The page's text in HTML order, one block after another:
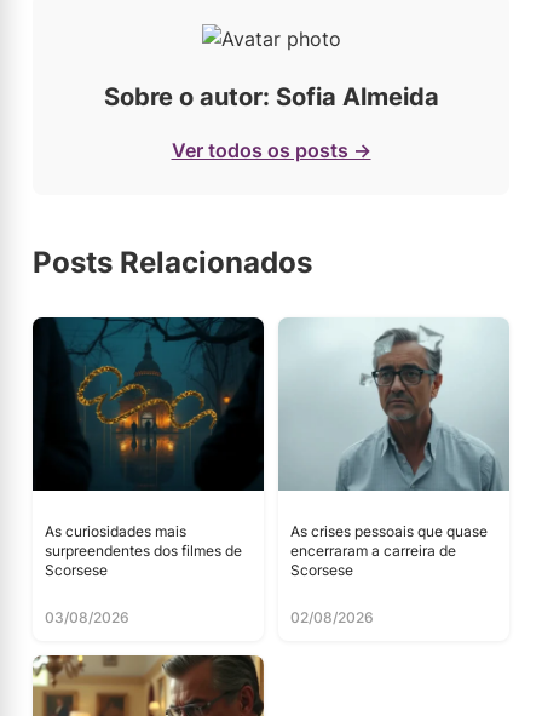
Sobre o autor: Sofia Almeida
Ver todos os posts →
Posts Relacionados
As curiosidades mais
surpreendentes dos filmes de
Scorsese
03/08/2026
As crises pessoais que quase
encerraram a carreira de
Scorsese
02/08/2026